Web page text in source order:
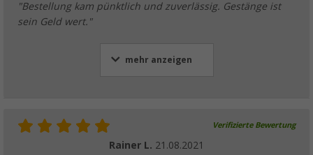
"Bestellung kam pünktlich und zuverlässig. Gestänge ist
sein Geld wert."
mehr anzeigen
Verifizierte Bewertung
Rainer L. 21.08.2021